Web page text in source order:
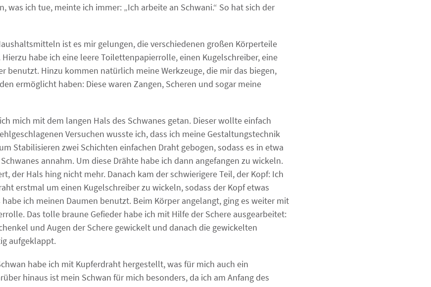
was ich tue, meinte ich immer: „Ich arbeite an Schwani.“ So hat sich der
ist es mir gelungen, die verschiedenen großen Körperteile
habe ich eine leere Toilettenpapierrolle, einen Kugelschreiber, eine
benutzt. Hinzu kommen natürlich meine Werkzeuge, die mir das biegen,
ermöglicht haben: Diese waren Zangen, Scheren und sogar meine
mich mit dem langen Hals des Schwanes getan. Dieser wollte einfach
Versuchen wusste ich, dass ich meine Gestaltungstechnik
Stabilisieren zwei Schichten einfachen Draht gebogen, sodass es in etwa
annahm. Um diese Drähte habe ich dann angefangen zu wickeln.
der Hals hing nicht mehr. Danach kam der schwierigere Teil, der Kopf: Ich
erstmal um einen Kugelschreiber zu wickeln, sodass der Kopf etwas
ich meinen Daumen benutzt. Beim Körper angelangt, ging es weiter mit
Das tolle braune Gefieder habe ich mit Hilfe der Schere ausgearbeitet:
und Augen der Schere gewickelt und danach die gewickelten
aufgeklappt.
habe ich mit Kupferdraht hergestellt, was für mich auch ein
hinaus ist mein Schwan für mich besonders, da ich am Anfang des